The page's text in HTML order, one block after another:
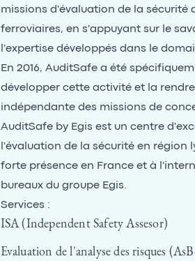
missions d'évaluation de la sécurité
ferroviaires, en s'appuyant sur le
l'expertise développés dans le
En 2016, AuditSafe a été
développer cette activité et la
indépendante des missions de
AuditSafe by Egis est un centre
l'évaluation de la sécurité en région
forte présence en France et à
bureaux du groupe Egis.
Services :
ISA (Independent Safety Assesor)
Evaluation de l'analyse des risques